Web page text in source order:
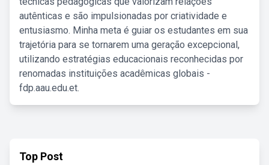
autênticas e são impulsionadas por criatividade e
entusiasmo. Minha meta é guiar os estudantes em sua
trajetória para se tornarem uma geração excepcional,
utilizando estratégias educacionais reconhecidas por
renomadas instituições acadêmicas globais -
fdp.aau.edu.et.
Top Post